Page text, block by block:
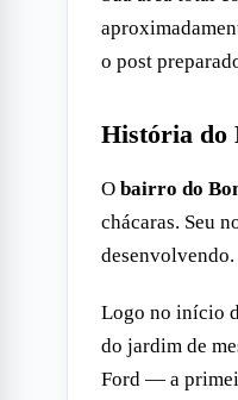
o post
História do
O bairro do
chácaras. Seu
desenvolvendo.
Logo no início
do jardim de
Ford — a